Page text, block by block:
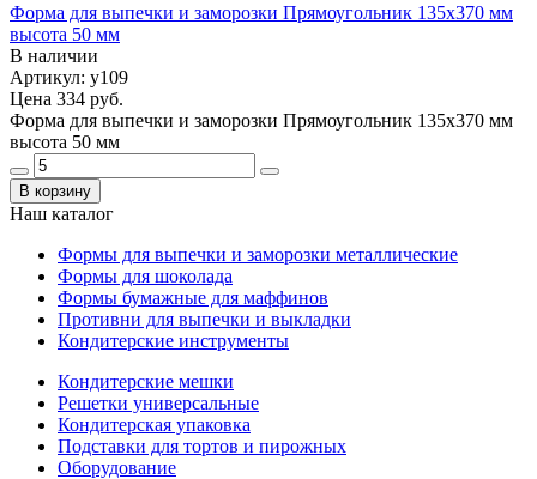
Форма для выпечки и заморозки Прямоугольник 135х370 мм
высота 50 мм
В наличии
Артикул: у109
Цена 334 руб.
Форма для выпечки и заморозки Прямоугольник 135х370 мм
высота 50 мм
В корзину
Наш каталог
Формы для выпечки и заморозки металлические
Формы для шоколада
Формы бумажные для маффинов
Противни для выпечки и выкладки
Кондитерские инструменты
Кондитерские мешки
Решетки универсальные
Кондитерская упаковка
Подставки для тортов и пирожных
Оборудование